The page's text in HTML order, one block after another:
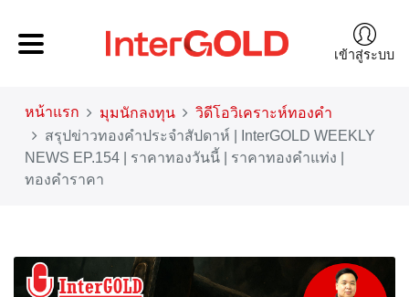
เข้าสู่ระบบ
หน้าแรก มุมนักลงทุน
วิดีโอวิเคราะห์ทองคำ
สรุปข่าวทองคำประจำสัปดาห์ | InterGOLD WEEKLY
NEWS EP.154 | ราคาทองวันนี้ | ราคาทองคำแท่ง |
ทองคำราคา